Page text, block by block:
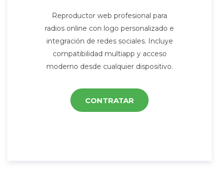
Reproductor web profesional para
radios online con logo personalizado e
integración de redes sociales. Incluye
compatibilidad multiapp y acceso
moderno desde cualquier dispositivo.
CONTRATAR